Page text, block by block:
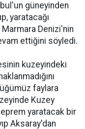
güneyinden
yaratacağı
Marmara Denizi'nin
ettiğini söyledi.
kuzeyindeki
faylara
Kuzey
yaratacak bir
Aksaray'dan